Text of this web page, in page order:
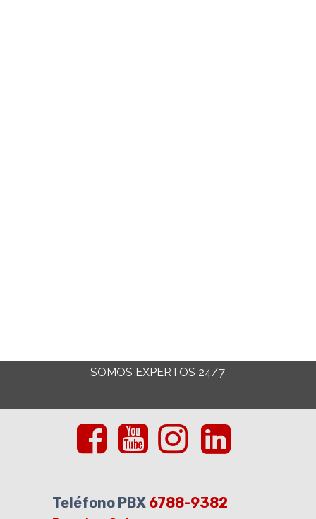
Teléfono PBX 6788-9382
SOMOS EXPERTOS 24/7